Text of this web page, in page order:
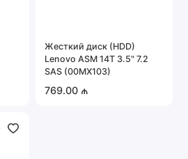
Жесткий диск (HDD)
Lenovo ASM 14T 3.5" 7.2
SAS (00MX103)
769.00 ₼